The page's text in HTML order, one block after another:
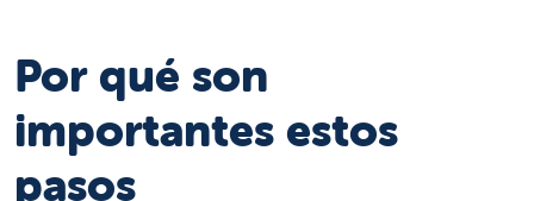
Por qué son
importantes estos
pasos